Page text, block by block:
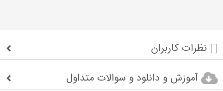
نظرات کاربران
آموزش و دانلود و سوالات متداول